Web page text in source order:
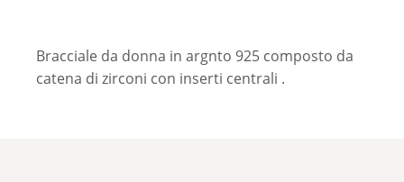
Bracciale da donna in argnto 925 composto da
catena di zirconi con inserti centrali .